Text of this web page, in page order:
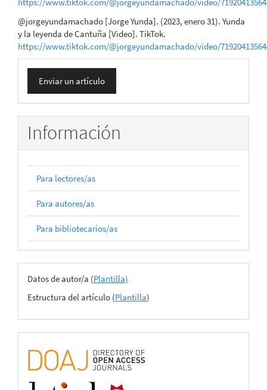
https://www.tiktok.com/@jorgeyundamachado/video/
@jorgeyundamachado [Jorge Yunda]. (2023, enero 31). Yunda
y la leyenda de Cantuña [Video]. TikTok.
https://www.tiktok.com/@jorgeyundamachado/video/
Enviar
un
artículo
Enviar un artículo
Información
Para lectores/as
Para autores/as
Para bibliotecarios/as
Archivos
del
envío
Datos de autor/a (Plantilla)
Estructura del artículo (Plantilla)
certificado
de